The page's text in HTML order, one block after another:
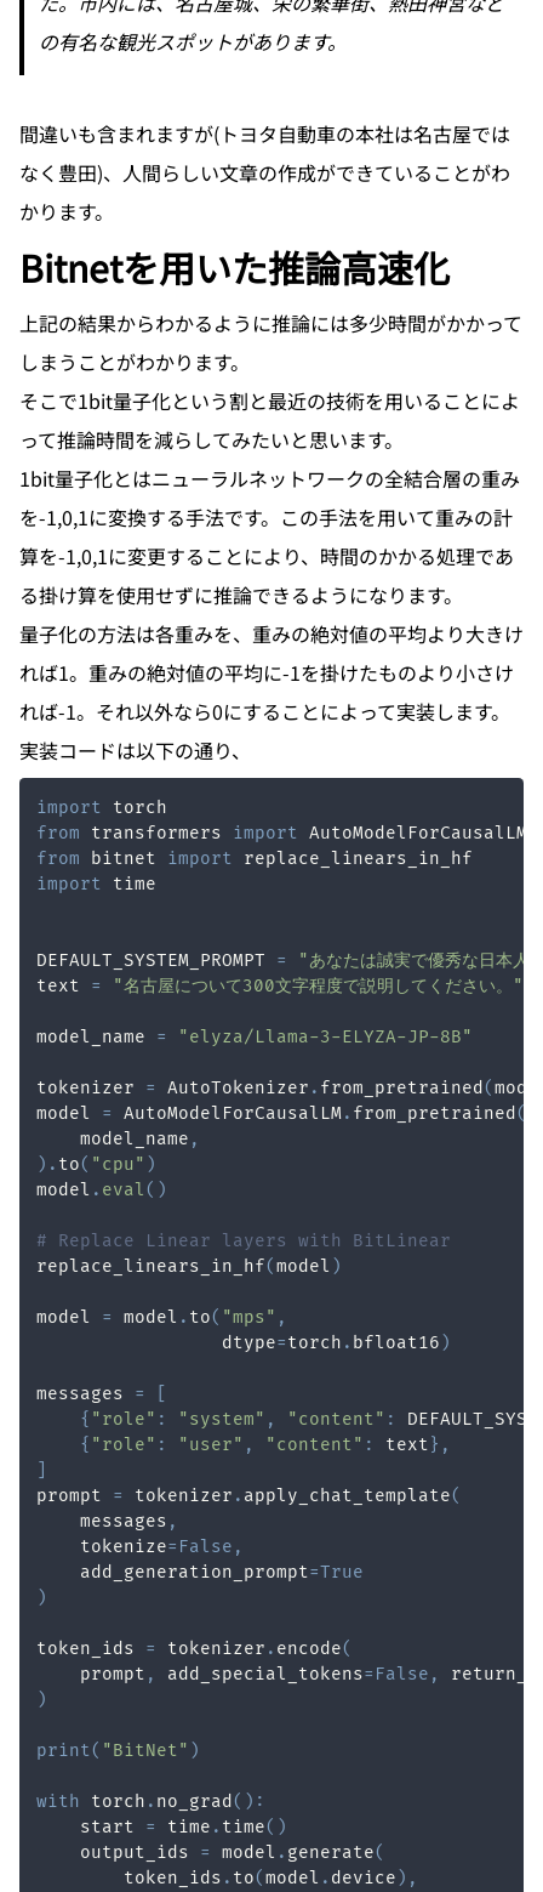
の有名な観光スポットがあります。
間違いも含まれますが(トヨタ自動車の本社は名古屋では
なく豊田)、人間らしい文章の作成ができていることがわ
かります。
Bitnetを用いた推論高速化
上記の結果からわかるように推論には多少時間がかかって
しまうことがわかります。
そこで1bit量子化という割と最近の技術を用いることによ
って推論時間を減らしてみたいと思います。
1bit量子化とはニューラルネットワークの全結合層の重み
を-1,0,1に変換する手法です。この手法を用いて重みの計
算を-1,0,1に変更することにより、時間のかかる処理であ
る掛け算を使用せずに推論できるようになります。
量子化の方法は各重みを、重みの絶対値の平均より大きけ
れば1。重みの絶対値の平均に-1を掛けたものより小さけ
れば-1。それ以外なら0にすることによって実装します。
実装コードは以下の通り、
import
from transformers import AutoModelForCausalLM
from bitnet import
import
DEFAULT_SYSTEM_PROMPT =
"あなたは誠実で優秀な日本人
text = "名古屋について300文字程度で説明してください。"
model_name = "elyza/Llama-3-ELYZA-JP-8B"
tokenizer = AutoTokenizer . from_pretrained (
model = AutoModelForCausalLM. from_pretrained (
    model_name
,
) . to( "cpu" )
model . eval( )
# Replace Linear layers with BitLinear
replace_linears_in_hf(model )
model = model . to( "mps" ,
                 dtype
=torch . bfloat16 )
messages =
{ "role" : "system" , "content" :
{ "role" : "user" , "content" : text } ,
prompt = tokenizer . apply_chat_template(
    messages
,
    tokenize
= False ,
    add_generation_prompt
=True
)
token_ids = tokenizer . encode(
    prompt
, add_special_tokens= False ,
)
print( "BitNet" )
with torch . no_grad ( ) :
    start
= time . time( )
    output_ids
= model . generate(
        token_ids
. to(model . device ) ,